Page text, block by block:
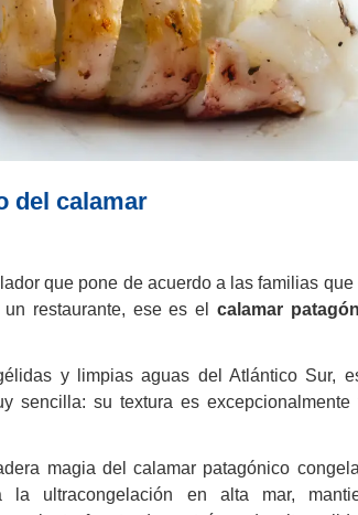
del calamar
que pone de acuerdo a las familias
restaurante, ese es el calamar
y limpias aguas del Atlántico Sur,
sencilla: su textura es
magia del calamar patagónico
la ultracongelación en alta mar,